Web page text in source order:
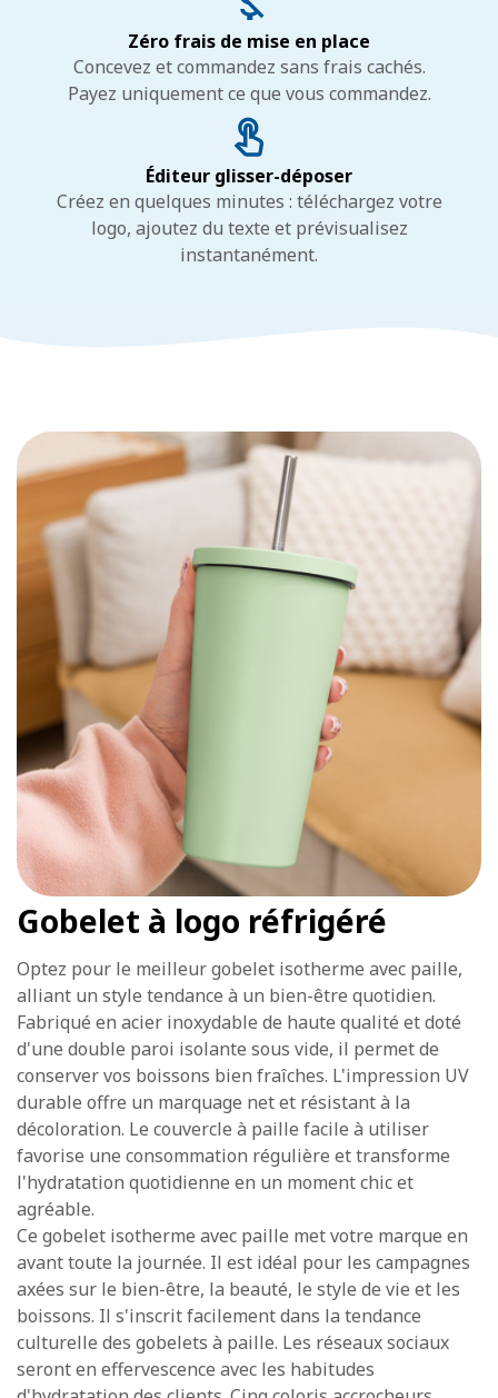
Zéro frais de mise en place
Concevez et commandez sans frais cachés.
Payez uniquement ce que vous commandez.
Éditeur glisser-déposer
Créez en quelques minutes : téléchargez votre
logo, ajoutez du texte et prévisualisez
instantanément.
Gobelet à logo réfrigéré
Optez pour le meilleur gobelet isotherme avec paille,
alliant un style tendance à un bien-être quotidien.
Fabriqué en acier inoxydable de haute qualité et doté
d'une double paroi isolante sous vide, il permet de
conserver vos boissons bien fraîches. L'impression UV
durable offre un marquage net et résistant à la
décoloration. Le couvercle à paille facile à utiliser
favorise une consommation régulière et transforme
l'hydratation quotidienne en un moment chic et
agréable.
Ce gobelet isotherme avec paille met votre marque en
avant toute la journée. Il est idéal pour les campagnes
axées sur le bien-être, la beauté, le style de vie et les
boissons. Il s'inscrit facilement dans la tendance
culturelle des gobelets à paille. Les réseaux sociaux
seront en effervescence avec les habitudes